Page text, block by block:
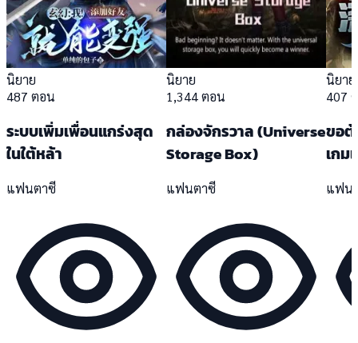
นิยาย
487 ตอน
ระบบเพิ่มเพื่อนแกร่งสุด
ในใต้หล้า
แฟนตาซี
นิยาย
1,344 ตอน
กล่องจักรวาล (Universe
Storage Box)
แฟนตาซี
นิยาย
407
ขอต้
เกม
แฟน